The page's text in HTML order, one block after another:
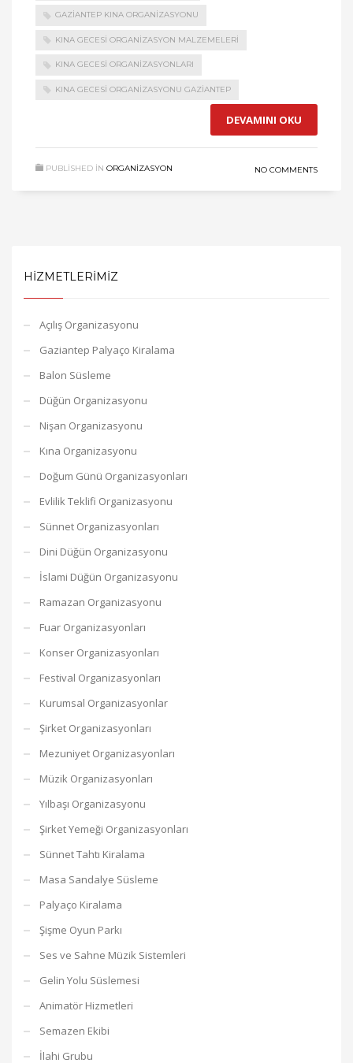
GAZIANTEP KINA ORGANIZASYONU
KINA GECESI ORGANIZASYON MALZEMELERI
KINA GECESI ORGANIZASYONLARI
KINA GECESI ORGANIZASYONU GAZIANTEP
DEVAMINI OKU
PUBLISHED IN ORGANIZASYON NO COMMENTS
HIZMETLERIMIZ
Açılış Organizasyonu
Gaziantep Palyaço Kiralama
Balon Süsleme
Düğün Organizasyonu
Nişan Organizasyonu
Kına Organizasyonu
Doğum Günü Organizasyonları
Evlilik Teklifi Organizasyonu
Sünnet Organizasyonları
Dini Düğün Organizasyonu
İslami Düğün Organizasyonu
Ramazan Organizasyonu
Fuar Organizasyonları
Konser Organizasyonları
Festival Organizasyonları
Kurumsal Organizasyonlar
Şirket Organizasyonları
Mezuniyet Organizasyonları
Müzik Organizasyonları
Yılbaşı Organizasyonu
Şirket Yemeği Organizasyonları
Sünnet Tahtı Kiralama
Masa Sandalye Süsleme
Palyaço Kiralama
Şişme Oyun Parkı
Ses ve Sahne Müzik Sistemleri
Gelin Yolu Süslemesi
Animatör Hizmetleri
Semazen Ekibi
İlahi Grubu